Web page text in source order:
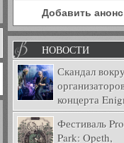
Добавить анонс
НОВОСТИ
Скандал
концерта
Фестиваль
Park: Opeth,